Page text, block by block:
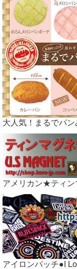
大人気！まるでパ
アメリカン★ティン
アイロンパッチ●I